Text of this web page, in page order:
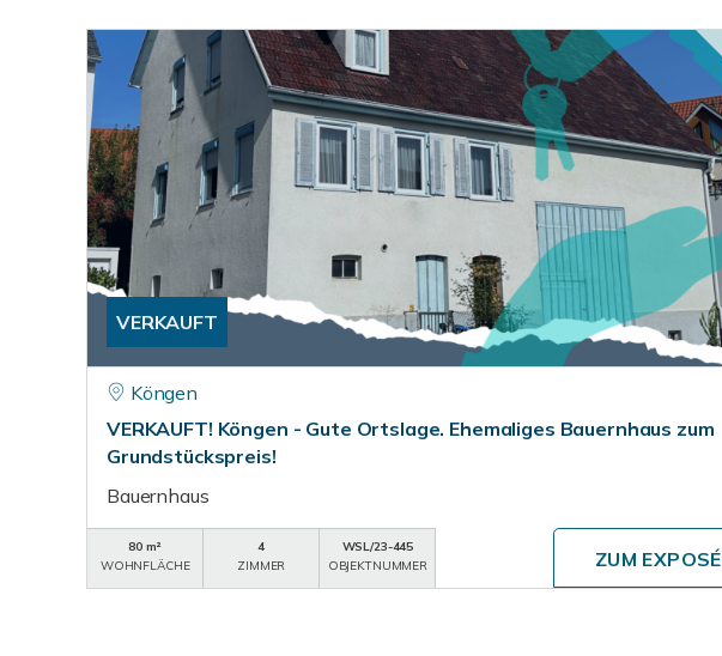
VERKAUFT
Köngen
VERKAUFT! Köngen - Gute Ortslage. Ehemaliges Bauernhaus zum
Grundstückspreis!
Bauernhaus
80 m²
WOHNFLÄCHE
4
ZIMMER
WSL/23-445
OBJEKTNUMMER
ZUM EXPOSÉ